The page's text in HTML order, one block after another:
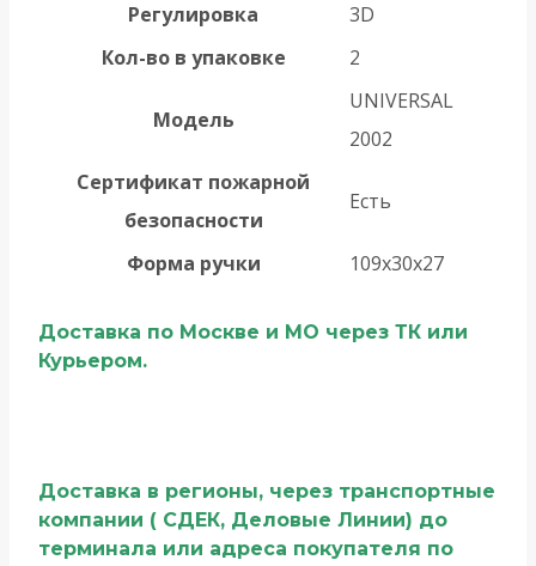
Регулировка
3D
Кол-во в упаковке
2
Модель
UNIVERSAL
2002
Сертификат пожарной
безопасности
Есть
Форма ручки 109х30х27
Доставка по Москве и МО через ТК или
Курьером.
Доставка в регионы, через транспортные
компании ( СДЕК, Деловые Линии) до
терминала или адреса покупателя по